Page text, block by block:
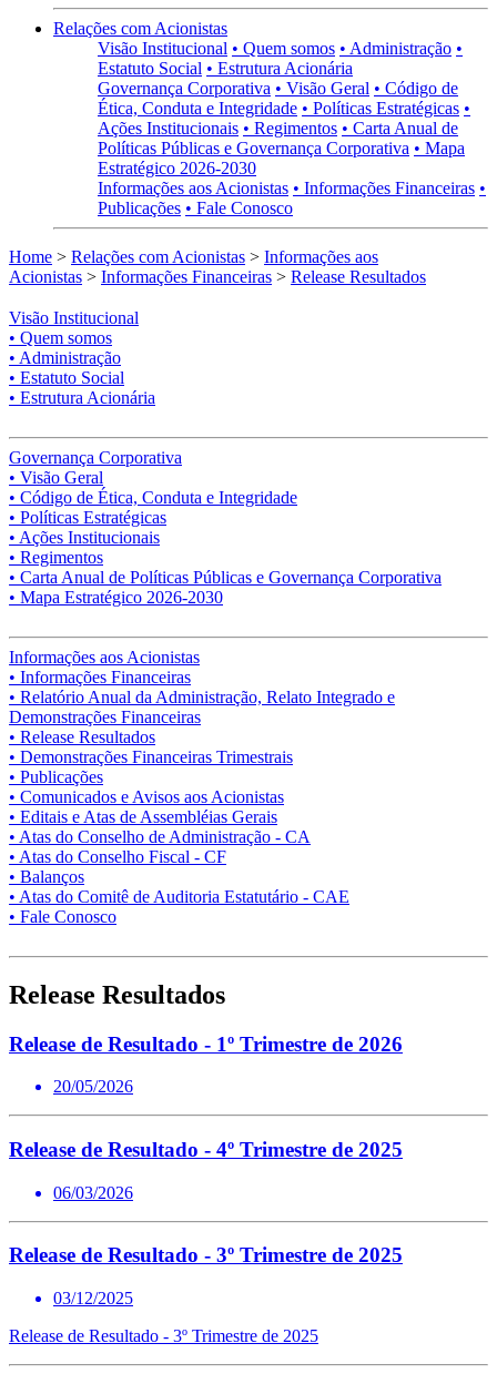
Relações com Acionistas
Visão Institucional • Quem somos • Administração •
Estatuto Social • Estrutura Acionária
Governança Corporativa • Visão Geral • Código de
Ética, Conduta e Integridade • Políticas Estratégicas •
Ações Institucionais • Regimentos • Carta Anual de
Políticas Públicas e Governança Corporativa • Mapa
Estratégico 2026-2030
Informações aos Acionistas • Informações Financeiras •
Publicações • Fale Conosco
Home > Relações com Acionistas > Informações aos
Acionistas > Informações Financeiras > Release Resultados
Visão Institucional
• Quem somos
• Administração
• Estatuto Social
• Estrutura Acionária
Governança Corporativa
• Visão Geral
• Código de Ética, Conduta e Integridade
• Políticas Estratégicas
• Ações Institucionais
• Regimentos
• Carta Anual de Políticas Públicas e Governança Corporativa
• Mapa Estratégico 2026-2030
Informações aos Acionistas
• Informações Financeiras
• Relatório Anual da Administração, Relato Integrado e
Demonstrações Financeiras
• Release Resultados
• Demonstrações Financeiras Trimestrais
• Publicações
• Comunicados e Avisos aos Acionistas
• Editais e Atas de Assembléias Gerais
• Atas do Conselho de Administração - CA
• Atas do Conselho Fiscal - CF
• Balanços
• Atas do Comitê de Auditoria Estatutário - CAE
• Fale Conosco
Release Resultados
Release de Resultado - 1º Trimestre de 2026
20/05/2026
Release de Resultado - 4º Trimestre de 2025
06/03/2026
Release de Resultado - 3º Trimestre de 2025
03/12/2025
Release de Resultado - 3º Trimestre de 2025